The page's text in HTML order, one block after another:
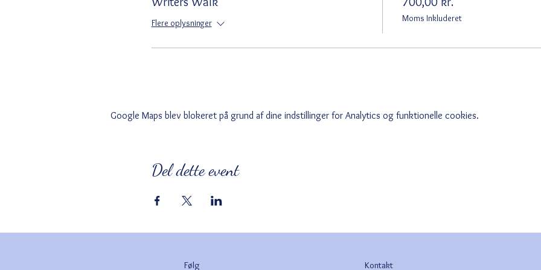
Flere oplysninger Moms Inkluderet
Google Maps blev blokeret på grund af dine indstillinger for Analytics og funktionelle cookies.
Del dette event
Følg Kontakt